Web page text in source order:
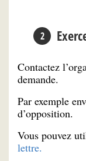
Contactez
demande.
Par exemple
d’opposition.
Vous pouvez
lettre.